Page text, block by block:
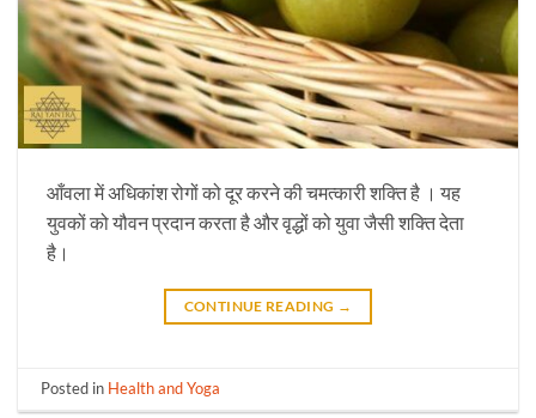
आँवला में अधिकांश रोगों को दूर करने की चमत्कारी शक्ति है । यह
युवकों को यौवन प्रदान करता है और वृद्धों को युवा जैसी शक्ति देता
है।
CONTINUE READING →
Posted in Health and Yoga